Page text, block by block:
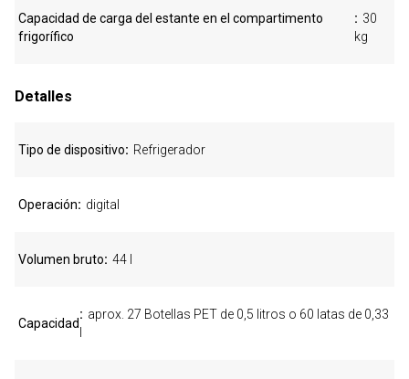
Capacidad de carga del estante en el compartimento
frigorífico
30
kg
Detalles
Tipo de dispositivo Refrigerador
Operación digital
Volumen bruto 44 l
Capacidad
aprox. 27 Botellas PET de 0,5 litros o 60 latas de 0,33